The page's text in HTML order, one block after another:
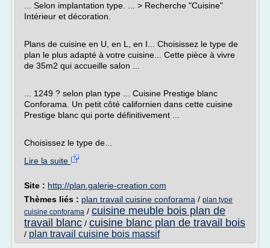
... Selon implantation type. ... > Recherche "Cuisine"
Intérieur et décoration.
Plans de cuisine en U, en L, en I... Choisissez le type de
plan le plus adapté à votre cuisine... Cette pièce à vivre
de 35m2 qui accueille salon ...
... 1249 ? selon plan type ... Cuisine Prestige blanc
Conforama. Un petit côté californien dans cette cuisine
Prestige blanc qui porte définitivement ...
Choisissez le type de...
Lire la suite
Site : http://plan.galerie-creation.com
Thèmes liés : plan travail cuisine conforama / plan type
cuisine conforama / cuisine meuble bois plan de
travail blanc / cuisine blanc plan de travail bois
/ plan travail cuisine bois massif